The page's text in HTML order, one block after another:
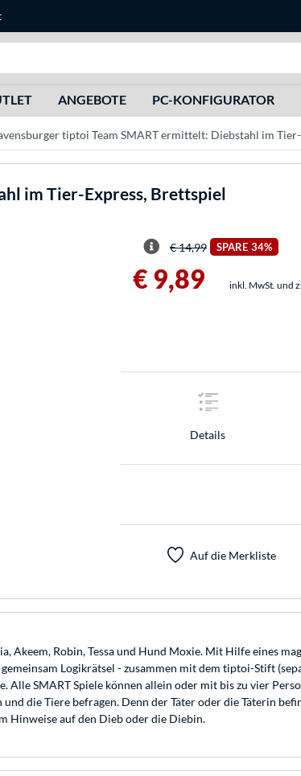
ANGEBOTE PC-KONFIGURATOR
tiptoi Team SMART ermittelt: Diebstahl im
im Tier-Express, Brettspiel
€ 14,99 SPARE 34%
€ 9,89 inkl. MwSt. und
Details
Auf die Merkliste
Akeem, Robin, Tessa und Hund Moxie. Mit Hilfe eines
Logikrätsel - zusammen mit dem tiptoi-Stift
Alle SMART Spiele können allein oder mit bis zu vier
die Tiere befragen. Denn der Täter oder die Täterin
Hinweise auf den Dieb oder die Diebin.